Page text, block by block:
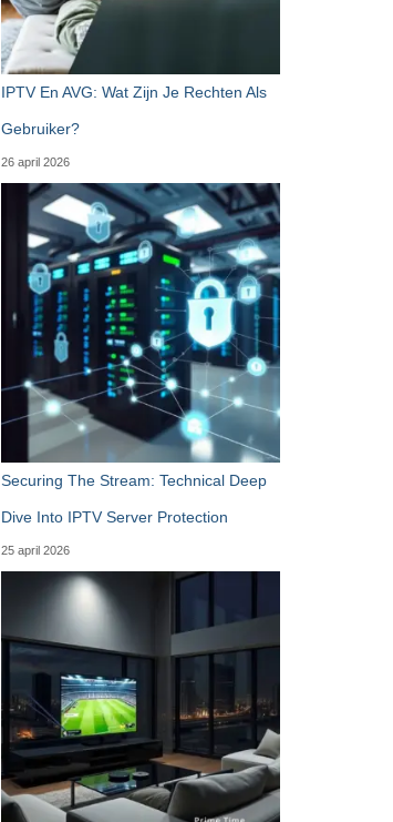
IPTV En AVG: Wat Zijn Je Rechten Als
Gebruiker?
26 april 2026
Securing The Stream: Technical Deep
Dive Into IPTV Server Protection
25 april 2026